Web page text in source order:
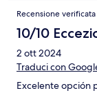
Recensione verificata
10/10
2 ott 2024
Traduci con
Excelente opción